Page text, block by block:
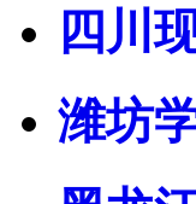
四川
潍坊